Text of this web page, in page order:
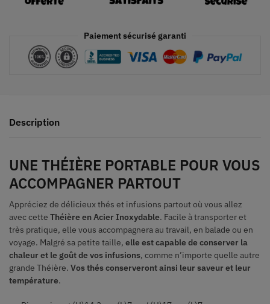
Paiement sécurisé garanti
Description
UNE THÉIÈRE PORTABLE POUR VOUS
ACCOMPAGNER PARTOUT
Appréciez de délicieux thés et infusions partout où vous allez
avec cette Théière en Acier Inoxydable. Facile à transporter et
très pratique, elle vous accompagnera au travail, en balade ou en
voyage. Malgré sa petite taille, elle est capable de conserver la
chaleur et le goût de vos infusions, comme n’importe quelle autre
grande Théière. Vos thés conserveront ainsi leur saveur et leur
température.